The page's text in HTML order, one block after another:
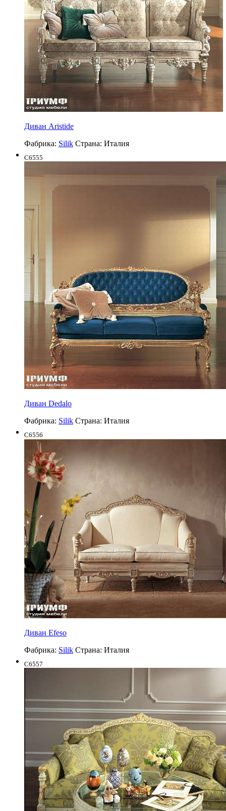
Диван Aristide
Фабрика: Silik Страна: Италия
C6555
Диван Dedalo
Фабрика: Silik Страна: Италия
C6556
Диван Efeso
Фабрика: Silik Страна: Италия
C6557